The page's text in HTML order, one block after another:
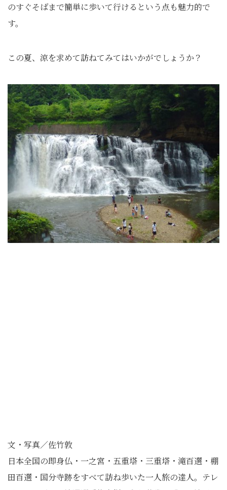
のすぐそばまで簡単に歩いて行けるという点も魅力的で
す。
この夏、涼を求めて訪ねてみてはいかがでしょうか？
文・写真／佐竹敦
日本全国の即身仏・一之宮・五重塔・三重塔・滝百選・棚
田百選・国分寺跡をすべて訪ね歩いた一人旅の達人。テレ